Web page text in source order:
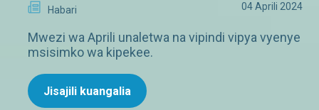
Habari 04 Aprili 2024
Mwezi wa Aprili unaletwa na vipindi vipya vyenye
msisimko wa kipekee.
Jisajili kuangalia